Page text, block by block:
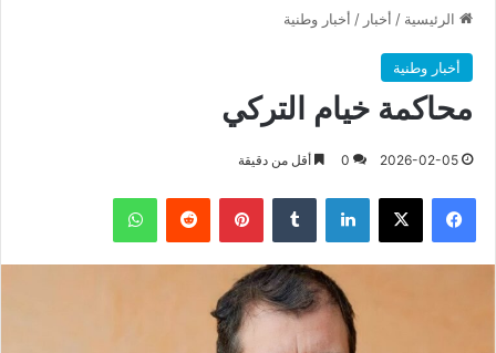
الرئيسية / أخبار / أخبار وطنية
أخبار وطنية
محاكمة خيام التركي
2026-02-05
0 أقل من دقيقة
فيسبوك X لينكدإن بينتيريست واتساب